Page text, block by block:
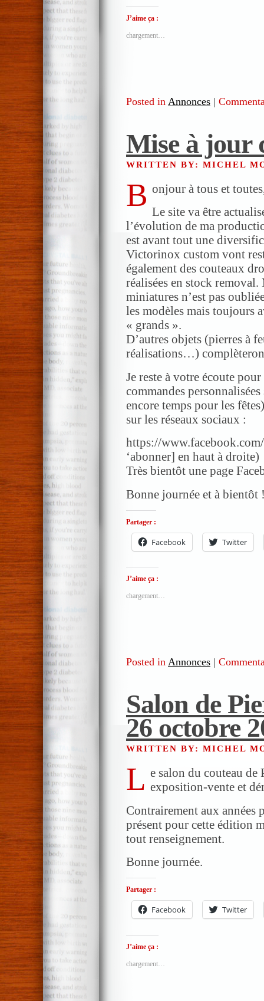
J’aime ça :
chargement…
Posted in Annonces |
Mise à jour
WRITTEN BY: MICHEL
B onjour à tous et
Le site va être
l’évolution de ma
est avant tout une
Victorinox custom vont
également des couteaux
réalisées en stock
miniatures n’est pas
les modèles mais toujours
« grands ».
D’autres objets (pierres à
réalisations…)
Je reste à votre écoute
commandes
encore temps pour les
sur les réseaux sociaux :
https://
‘abonner] en haut à droite)
Très bientôt une page
Bonne journée et à bientôt
Partager :
Facebook Twitter
J’aime ça :
chargement…
Posted in Annonces |
Salon de
26 octobre
WRITTEN BY: MICHEL
L e salon du couteau de
exposition-vente et
Contrairement aux années
présent pour cette édition
tout renseignement.
Bonne journée.
Partager :
Facebook Twitter
J’aime ça :
chargement…